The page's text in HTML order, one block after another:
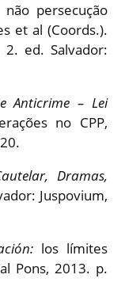
persecução
et al (Coords.).
2. ed. Salvador:
Anticrime – Lei
no CPP,
Dramas,
Juspovium,
los límites
Pons, 2013. p.